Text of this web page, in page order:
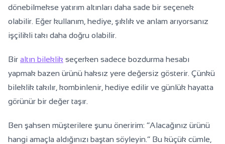
dönebilmekse yatırım altınları daha sade bir seçenek
olabilir. Eğer kullanım, hediye, şıklık ve anlam arıyorsanız
işçilikli takı daha doğru olabilir.
Bir altın bileklik seçerken sadece bozdurma hesabı
yapmak bazen ürünü haksız yere değersiz gösterir. Çünkü
bileklik takılır, kombinlenir, hediye edilir ve günlük hayatta
görünür bir değer taşır.
Ben şahsen müşterilere şunu öneririm: “Alacağınız ürünü
hangi amaçla aldığınızı baştan söyleyin.” Bu küçük cümle,